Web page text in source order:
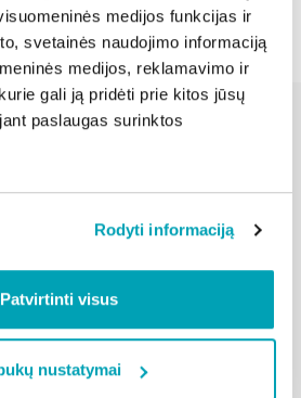
medijos funkcijas ir
svetainės naudojimo informaciją
medijos, reklamavimo ir
gali ją pridėti prie kitos jūsų
paslaugas surinktos
Rodyti informaciją
Patvirtinti visus
nustatymai
naujienos